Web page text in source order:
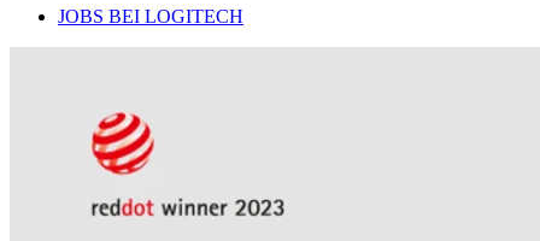
JOBS BEI LOGITECH